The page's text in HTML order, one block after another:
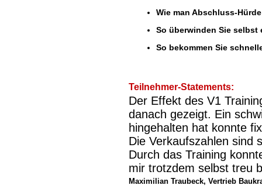
Wie man Abschluss-
So überwinden Sie selbst
So bekommen Sie
Teilnehmer-Statements:
Der Effekt des V1
danach gezeigt. Ein
hingehalten hat konnte
Die Verkaufszahlen sind
Durch das Training
mir trotzdem selbst treu
Maximilian Traubeck, Vertrieb